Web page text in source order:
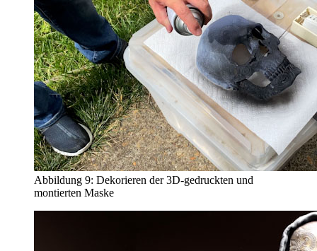
Abbildung 9: Dekorieren der 3D-gedruckten und
montierten Maske